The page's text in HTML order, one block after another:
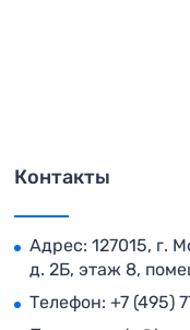
Контакты
Адрес: 127015, г.
д. 2Б, этаж 8,
Телефон: +7 (495)